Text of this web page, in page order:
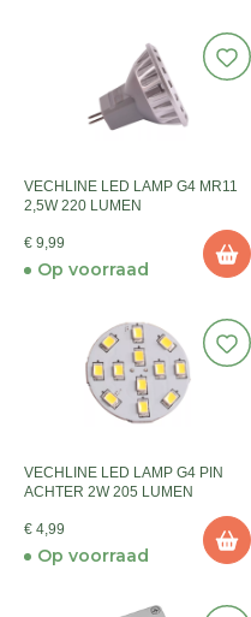
VECHLINE LED LAMP G4 MR11
2,5W 220 LUMEN
€ 9,99
Op voorraad
VECHLINE LED LAMP G4 PIN
ACHTER 2W 205 LUMEN
€ 4,99
Op voorraad